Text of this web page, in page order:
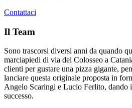
Contattaci
Il Team
Sono trascorsi diversi anni da quando
marciapiedi di via del Colosseo a
clienti per gustare una pizza gigante,
lanciare questa originale proposta in
Angelo Scaringi e Lucio Ferlito, dando
successo.